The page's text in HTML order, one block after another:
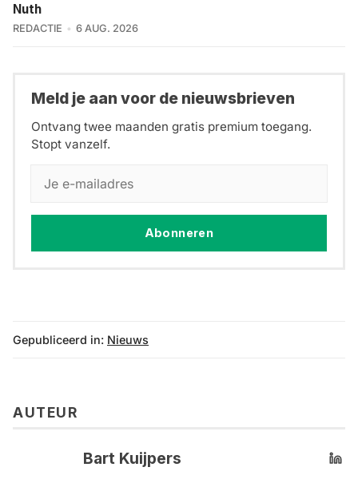
Nuth
REDACTIE 6 AUG. 2026
Meld je aan voor de nieuwsbrieven
Ontvang twee maanden gratis premium toegang.
Stopt vanzelf.
Abonneren
Gepubliceerd in: Nieuws
AUTEUR
Bart Kuijpers